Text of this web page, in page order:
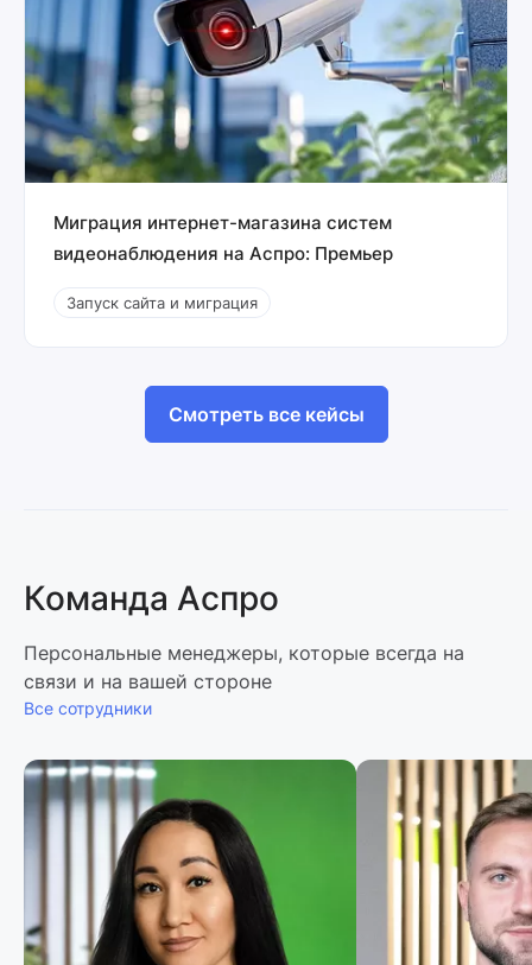
Миграция интернет-магазина систем
видеонаблюдения на Аспро: Премьер
Запуск сайта и миграция
Смотреть все кейсы
Команда Аспро
Персональные менеджеры, которые всегда на
связи и на вашей стороне
Все сотрудники